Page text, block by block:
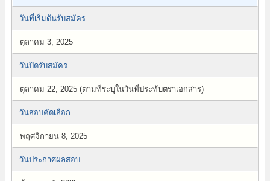
วันที่เริ่มต้นรับสมัคร
ตุลาคม 3, 2025
วันปิดรับสมัคร
ตุลาคม 22, 2025 (ตามที่ระบุในวันที่ประทับตราเอกสาร)
วันสอบคัดเลือก
พฤศจิกายน 8, 2025
วันประกาศผลสอบ